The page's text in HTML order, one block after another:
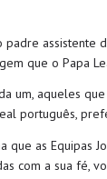
assistente
que o Papa
um, aqueles
português,
que as Equipas
com a sua fé,